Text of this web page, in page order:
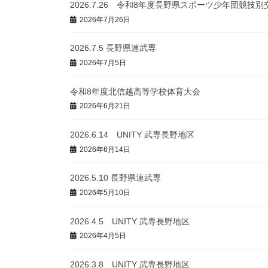
2026.7.26 令和8年度長野県スポーツ少年団競技別
2026年7月26日
2026.7.5 長野県連武専
2026年7月5日
令和8年度北信越高等学校体育大会
2026年6月21日
2026.6.14 UNITY 武専長野地区
2026年6月14日
2026.5.10 長野県連武専
2026年5月10日
2026.4.5 UNITY 武専長野地区
2026年4月5日
2026.3.8 UNITY 武専長野地区